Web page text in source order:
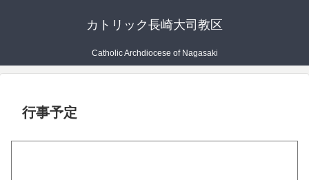
カトリック長崎大司教区
Catholic Archdiocese of Nagasaki
行事予定